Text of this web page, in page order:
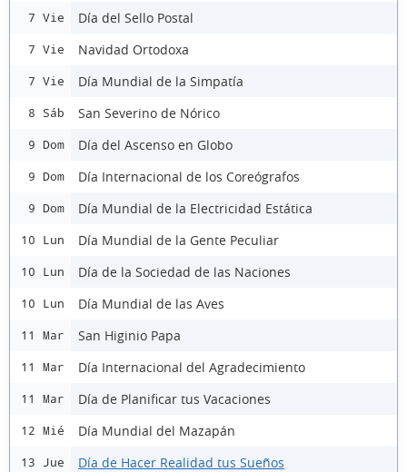
7 Vie Día del Sello Postal
7 Vie Navidad Ortodoxa
7 Vie Día Mundial de la Simpatía
8 Sáb San Severino de Nórico
9 Dom Día del Ascenso en Globo
9 Dom Día Internacional de los Coreógrafos
9 Dom Día Mundial de la Electricidad Estática
10 Lun Día Mundial de la Gente Peculiar
10 Lun Día de la Sociedad de las Naciones
10 Lun Día Mundial de las Aves
11 Mar San Higinio Papa
11 Mar Día Internacional del Agradecimiento
11 Mar Día de Planificar tus Vacaciones
12 Mié Día Mundial del Mazapán
13 Jue Día de Hacer Realidad tus Sueños